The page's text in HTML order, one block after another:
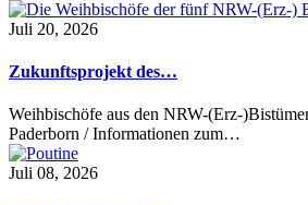
Juli 20, 2026
Zukunftsprojekt des…
Weihbischöfe aus den NRW-(Erz-
Paderborn / Informationen zum…
Juli 08, 2026